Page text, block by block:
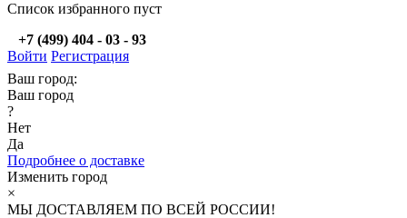
Список избранного пуст
+7 (499) 404 - 03 - 93
Войти Регистрация
Ваш город:
Ваш город
?
Нет
Да
Подробнее о доставке
Изменить город
×
МЫ ДОСТАВЛЯЕМ ПО ВСЕЙ РОССИИ!